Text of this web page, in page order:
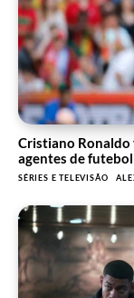
Cristiano Ronaldo
agentes de futebol
SÉRIES E TELEVISÃO